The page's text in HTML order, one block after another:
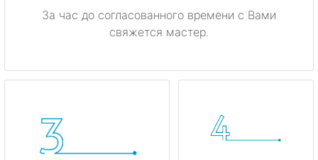
За час до согласованного времени с Вами
свяжется мастер.